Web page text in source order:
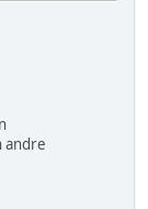
andre